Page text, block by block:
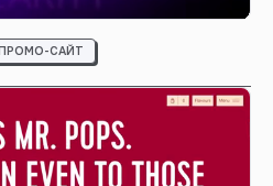
ПРОМО-САЙТ